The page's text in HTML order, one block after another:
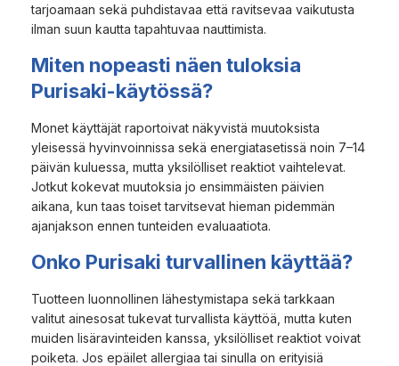
tarjoamaan sekä puhdistavaa että ravitsevaa vaikutusta
ilman suun kautta tapahtuvaa nauttimista.
Miten nopeasti näen tuloksia
Purisaki-käytössä?
Monet käyttäjät raportoivat näkyvistä muutoksista
yleisessä hyvinvoinnissa sekä energiatasetissä noin 7–14
päivän kuluessa, mutta yksilölliset reaktiot vaihtelevat.
Jotkut kokevat muutoksia jo ensimmäisten päivien
aikana, kun taas toiset tarvitsevat hieman pidemmän
ajanjakson ennen tunteiden evaluaatiota.
Onko Purisaki turvallinen käyttää?
Tuotteen luonnollinen lähestymistapa sekä tarkkaan
valitut ainesosat tukevat turvallista käyttöä, mutta kuten
muiden lisäravinteiden kanssa, yksilölliset reaktiot voivat
poiketa. Jos epäilet allergiaa tai sinulla on erityisiä